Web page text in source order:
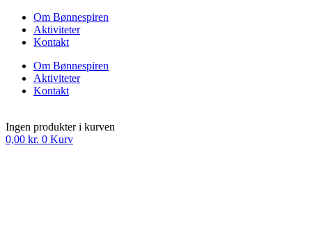
Om Bønnespiren
Aktiviteter
Kontakt
Om Bønnespiren
Aktiviteter
Kontakt
Ingen produkter i kurven
0,00 kr. 0 Kurv